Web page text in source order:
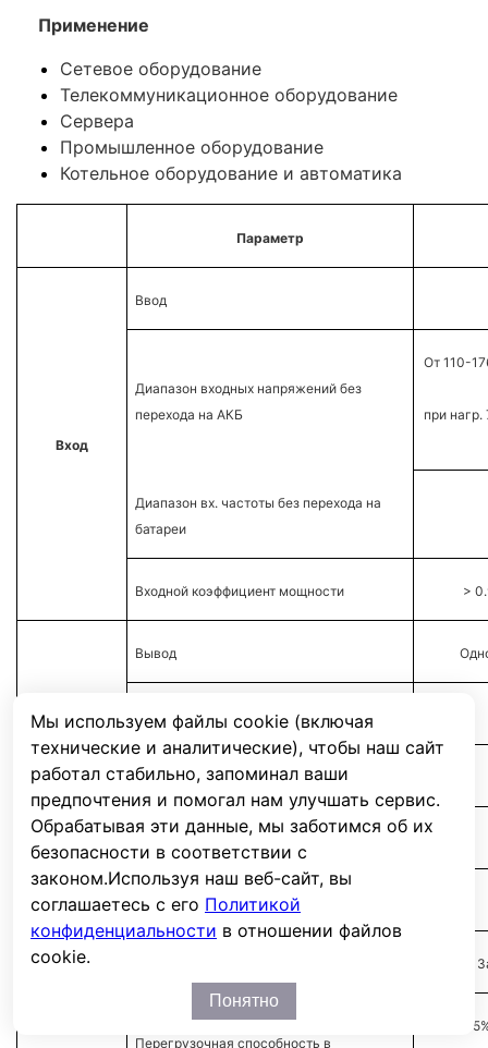
Мы используем файлы cookie (включая
технические и аналитические), чтобы наш сайт
работал стабильно, запоминал ваши
предпочтения и помогал нам улучшать сервис.
Обрабатывая эти данные, мы заботимся об их
безопасности в соответствии с
законом.Используя наш веб-сайт, вы
соглашаетесь с его Политикой
конфиденциальности в отношении файлов
cookie.
Понятно
Применение
Сетевое оборудование
Телекоммуникационное оборудование
Сервера
Промышленное оборудование
Котельное оборудование и автоматика
Параметр
Вход
Ввод
Диапазон входных напряжений без
перехода на АКБ
От 110-
при нагр.
Диапазон вх. частоты без перехода на
батареи
Входной коэффициент мощности >
Вывод
Максимальная выходная мощность
Выходное напряжение, В
Частота (батарейный режим)
Выходной коэффициент мошности
Перегрузочная способность в
от